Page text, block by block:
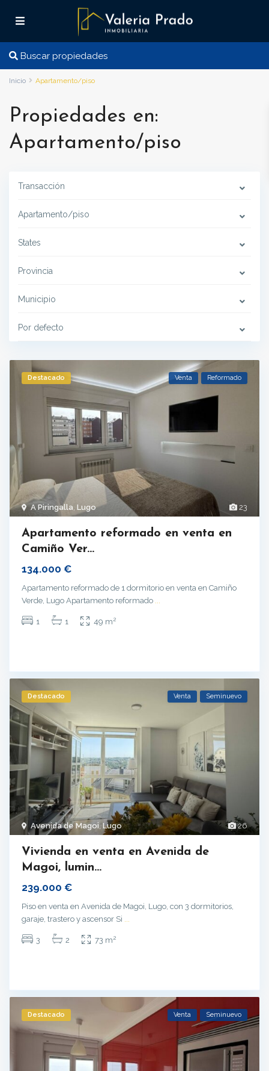
Buscar propiedades
Inicio Apartamento/piso
Propiedades en:
Apartamento/piso
Transacción
Apartamento/piso
States
Provincia
Municipio
Por defecto
23
A Piringalla Lugo
Destacado Venta Reformado
Apartamento reformado en venta en
Camiño Ver...
134.000 €
Apartamento reformado de 1 dormitorio en venta en Camiño
Verde, Lugo Apartamento reformado
1 1 49 m2
26
Avenida de Magoi ,Lugo
Destacado Venta Seminuevo
Vivienda en venta en Avenida de
Magoi, lumin...
239.000 €
Piso en venta en Avenida de Magoi, Lugo, con 3 dormitorios,
garaje, trastero y ascensor Si
3 2 73 m2
Destacado Venta Seminuevo